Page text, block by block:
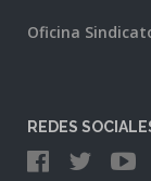
Oficina
REDES